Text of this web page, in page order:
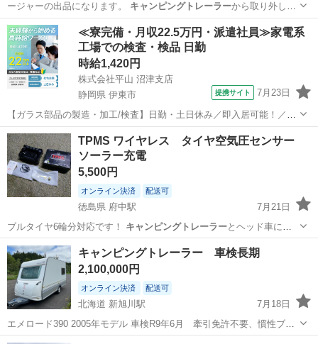
ージャーの出品になります。 キャンピングトレーラーから取り外しし
ました。 取り外…
徳島 徳島市 府中駅 その他 POWER
≪寮完備・月収22.5万円・派遣社員≫家電系
工場での検査・検品 日勤
時給1,420円
株式会社平山 沼津支店
静岡県 伊東市
提携サイト 7月23日
【ガラス部品の製造・加工/検査】日勤・土日休み／即入居可能！／伊
豆でのんびりライフ♪ ガラス部品の製造・加工/検査 【株式会社平山で
の正社員採用（無期雇用派遣）となります】 「2人で同じ職場で働き
たい」 「仕事も休みも一...
静岡 伊東市
TPMS ワイヤレス タイヤ空気圧センサー
ソーラー充電
5,500円
オンライン決済 配送可
徳島県 府中駅
7月21日
ブルタイヤ6輪分対応です！ キャンピングトレーラーとヘッド車にも
使用可能です！ …
徳島 徳島市 府中駅 その他
キャンピングトレーラー 車検長期
2,100,000円
オンライン決済 配送可
北海道 新旭川駅
7月18日
エメロード390 2005年モデル 車検R9年6月 牽引免許不要、慣性ブレ
ーキ付き トイレ、シャワー、洗面台は当方使用した事がありません。